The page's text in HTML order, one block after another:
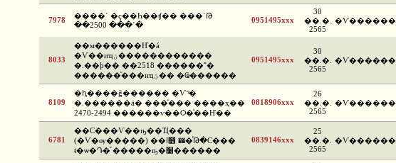
7978
����ʹ �ç��Һ��ʧ�� ���ʹԹ
��2500 ���ʹ�
0951495xxx
30
��.�.
2565
�Ѵ������
8033
��м������Ҥ�á
�Ѵ��иҵؾ������������
�.��þ�� ��2518 ������˭�
������ͧ���иҵؾ�� �Ҩ������
0951495xxx
30
��.�.
2565
�Ѵ������
8109
�ԧ����ǧ������ �Ѵ˹ͧ�
�.������ä� ���ͧ��� ����ҳ��
2470-2494 ������ѵ��Ѻ�ͧ��Ҥ��
0818906xxx
26
��.�.
2565
�Ѵ������
6781
��С���Ѵ��ҧ��Ҵ���
(�Ѵ�ѹ�����) ��ا෾ ���ͪԹ�С���
ŧ�ѡ�Դ�ͧ �����ҧ�׹������
0839146xxx
25
��.�.
2565
�Ѵ������